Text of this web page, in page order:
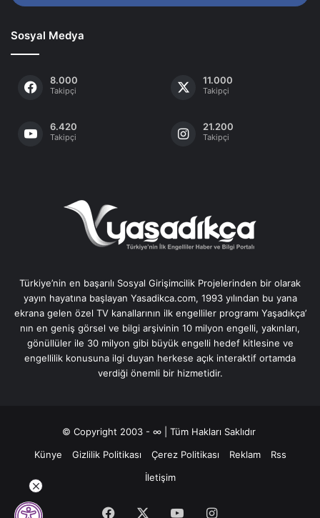
Sosyal Medya
8.000
Takipçi
11.000
Takipçi
6.420
Takipçi
21.200
Takipçi
Türkiye’nin en başarılı Sosyal Girişimcilik Projelerinden bir olarak
yayın hayatına başlayan Yasadikca.com, 1993 yılından bu yana
ekrana gelen özel TV kanallarının ilk engelliler programı Yaşadıkça’
nın en geniş görsel ve bilgi arşivinin 10 milyon engelli, yakınları,
gönüllüler ile 30 milyon gibi büyük engelli hedef kitlesine ve
engellilik konusuna ilgi duyan herkese açık interaktif ortamda
verdiği önemli bir hizmetidir.
© Copyright 2003 - ∞ | Tüm Hakları Saklıdır
Künye
Gizlilik Politikası Çerez Politikası Reklam
Rss
İletişim
Facebook YouTubeInstagram